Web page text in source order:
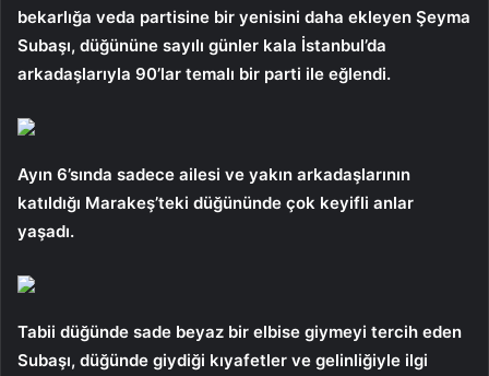
bekarlığa veda partisine bir yenisini daha ekleyen Şeyma
Subaşı, düğününe sayılı günler kala İstanbul’da
arkadaşlarıyla 90’lar temalı bir parti ile eğlendi.
Ayın 6’sında sadece ailesi ve yakın arkadaşlarının
katıldığı Marakeş’teki düğününde çok keyifli anlar
yaşadı.
Tabii düğünde sade beyaz bir elbise giymeyi tercih eden
Subaşı, düğünde giydiği kıyafetler ve gelinliğiyle ilgi